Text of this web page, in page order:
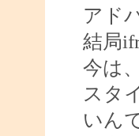
アド
結局
今は
スタ
いん